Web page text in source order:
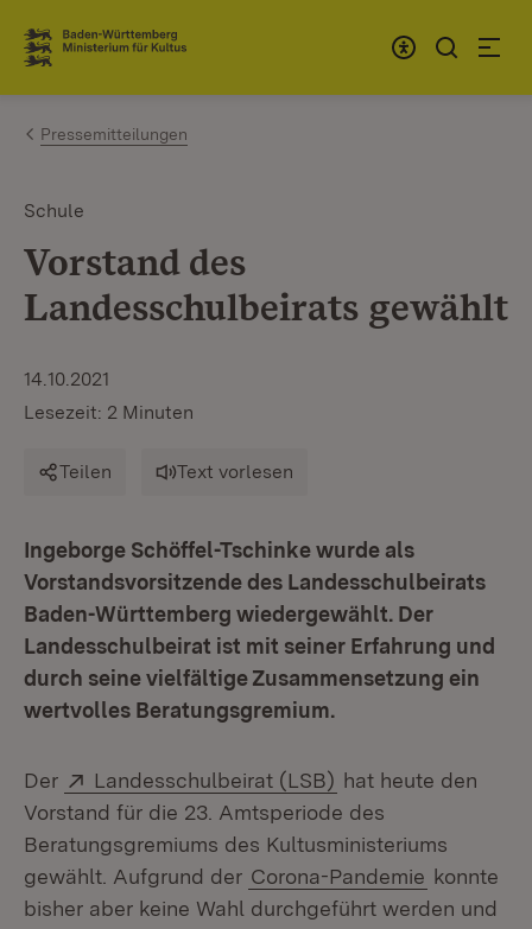
Zum Inhalt springen
Link zur Startseite
Pressemitteilungen
Schule
Vorstand des
Landesschulbeirats gewählt
14.10.2021
Lesezeit: 2 Minuten
Teilen Text vorlesen
Ingeborge Schöffel-Tschinke wurde als
Vorstandsvorsitzende des Landesschulbeirats
Baden-Württemberg wiedergewählt. Der
Landesschulbeirat ist mit seiner Erfahrung und
durch seine vielfältige Zusammensetzung ein
wertvolles Beratungsgremium.
Der Extern:
Landesschulbeirat (LSB) (Öffnet in neuem
hat heute den
Vorstand für die 23. Amtsperiode des
Beratungsgremiums des Kultusministeriums
gewählt. Aufgrund der Corona-Pandemie konnte
bisher aber keine Wahl durchgeführt werden und